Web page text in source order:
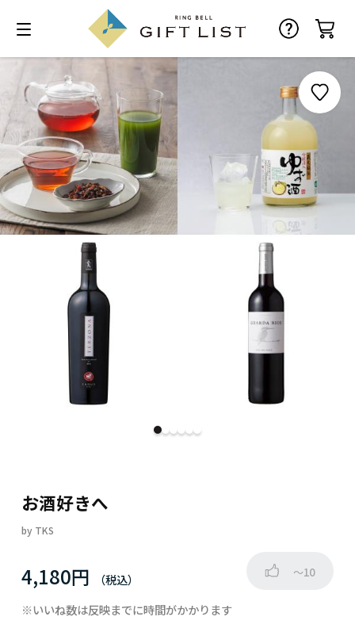
お気に入り
お酒好きへ
by TKS
4,180円 ～10
※いいね数は反映までに時間がかかります